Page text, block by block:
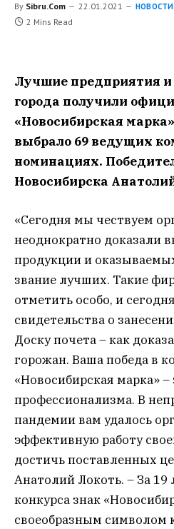
By Sibru.Com 22.01.2021 НОВОСТИ
2 Mins Read
Лучшие предприятия и
города получили
«Новосибирская
выбрало 69 ведущих
номинациях.
Новосибирска
«Сегодня мы чествуем
неоднократно доказали
продукции и
звание лучших. Такие
отметить особо, и
свидетельства о
Доску почета – как
горожан. Ваша победа в
«Новосибирская марка»
профессионализма. В
пандемии вам удалось
эффективную работу
достичь поставленных
Анатолий Локоть. – За 19
конкурса знак
своеобразным символом